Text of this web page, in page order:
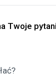
Twoje